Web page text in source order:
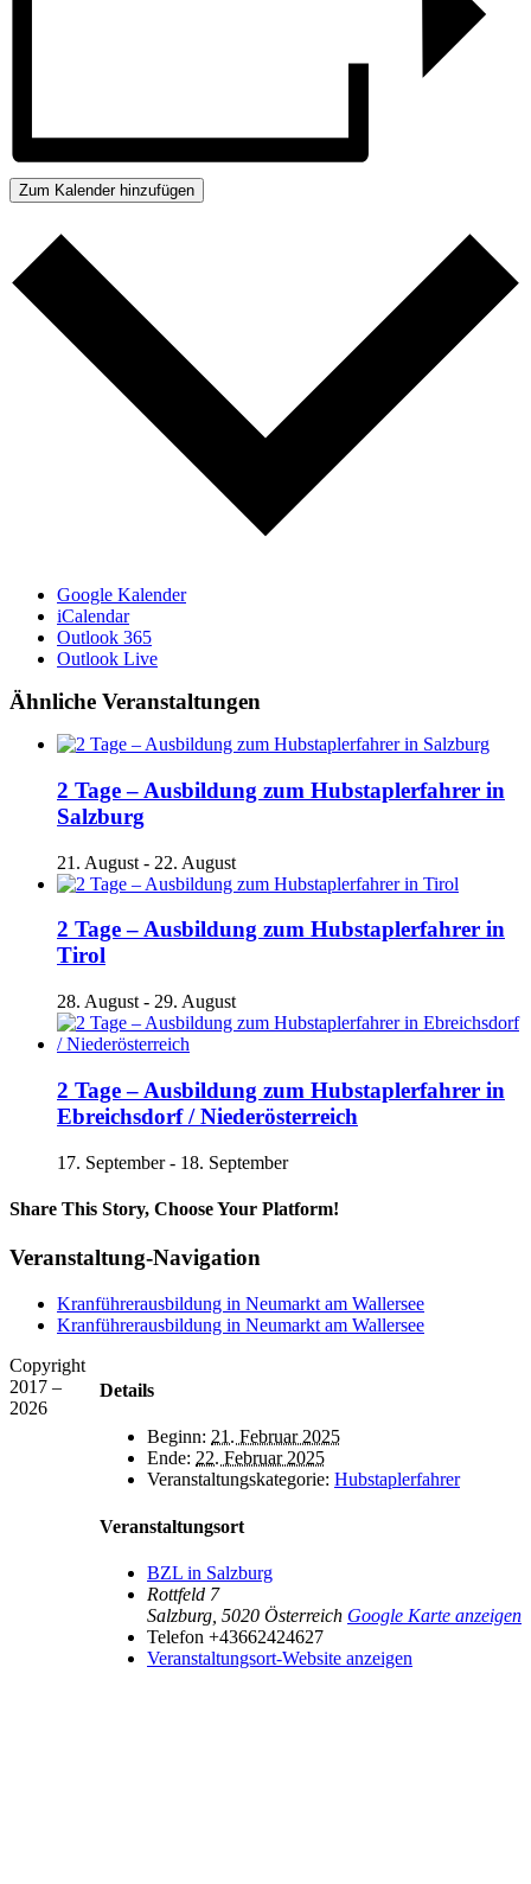
Zum Kalender hinzufügen
Google Kalender
iCalendar
Outlook 365
Outlook Live
Ähnliche Veranstaltungen
2 Tage – Ausbildung zum Hubstaplerfahrer in
Salzburg
21. August - 22. August
2 Tage – Ausbildung zum Hubstaplerfahrer in
Tirol
28. August - 29. August
2 Tage – Ausbildung zum Hubstaplerfahrer in
Ebreichsdorf / Niederösterreich
17. September- 18. September
Share This Story, Choose Your Platform!
Facebook
X
Reddit
LinkedIn
Tumblr
Pinterest
Vk
E-
Veranstaltung-Navigation
Kranführerausbildung in Neumarkt am Wallersee
Kranführerausbildung in Neumarkt am Wallersee
Details
Beginn: 21. Februar 2025
Ende: 22. Februar 2025
Veranstaltungskategorie: Hubstaplerfahrer
Veranstaltungsort
BZL in Salzburg
Rottfeld 7
Salzburg 5020 Österreich Google Karte anzeigen
Telefon +43662424627
Veranstaltungsort-Website anzeigen
Copyright
2017 –
2026